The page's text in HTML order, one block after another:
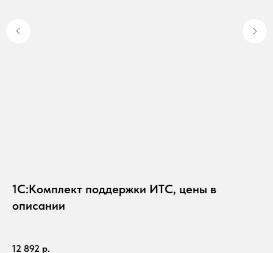
1С:Комплект поддержки ИТС, цены в
описании
12 892 р.